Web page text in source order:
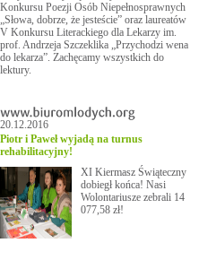
Konkursu Poezji Osób Niepełnosprawnych
„Słowa, dobrze, że jesteście” oraz laureatów
V Konkursu Literackiego dla Lekarzy im.
prof. Andrzeja Szczeklika „Przychodzi wena
do lekarza”. Zachęcamy wszystkich do
lektury.
20.12.2016
Piotr i Paweł wyjadą na turnus
rehabilitacyjny!
XI Kiermasz Świąteczny
dobiegł końca! Nasi
Wolontariusze zebrali 14
077,58 zł!